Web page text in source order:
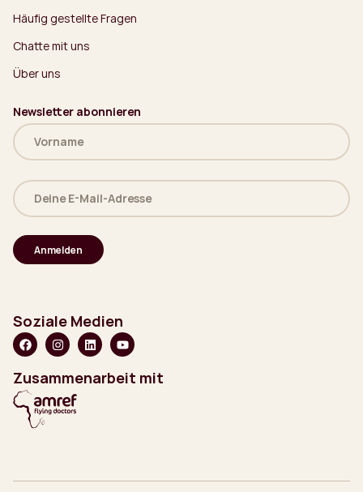
Häufig gestellte Fragen
Chatte mit uns
Über uns
Newsletter abonnieren
Name
(erforderlich)
Deine
E-
Mail-
(erforderlich)
Soziale Medien
Zusammenarbeit mit